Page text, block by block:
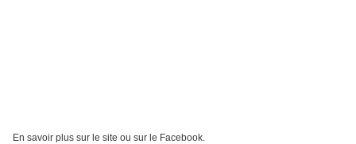
En savoir plus sur le site ou sur le Facebook.